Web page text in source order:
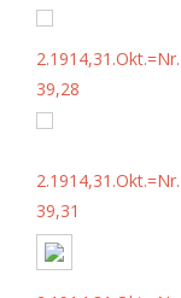
2.1914,31.Okt.=Nr.
39,28
2.1914,31.Okt.=Nr.
39,31